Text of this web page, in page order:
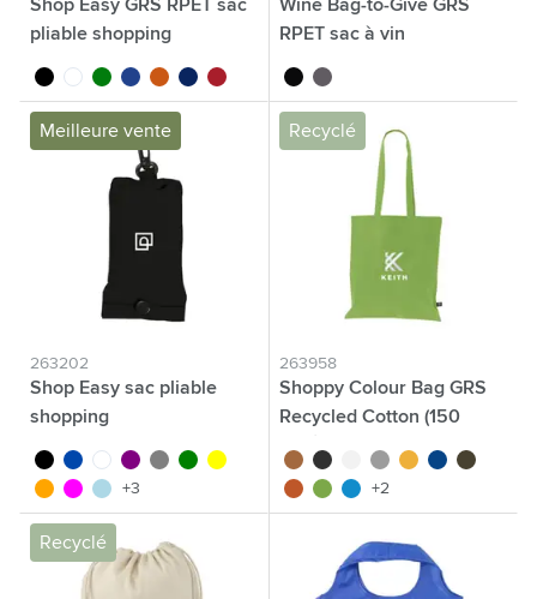
Shop Easy GRS RPET sac
pliable shopping
noir blancvert bleu orangebleu marine
rouge
Wine Bag-to-Give GRS
RPET sac à vin
noir gris
Meilleure vente
263202
Shop Easy sac pliable
shopping
noir bleu cobalt
blancpourpre
gris vert jaune
orangemagentableu clair
+3
Recyclé
263958
Shoppy Colour Bag GRS
Recycled Cotton (150
brun noir blancgris jaune ocre
bleu vert olive
orangevert clairbleu clair
+2
Recyclé